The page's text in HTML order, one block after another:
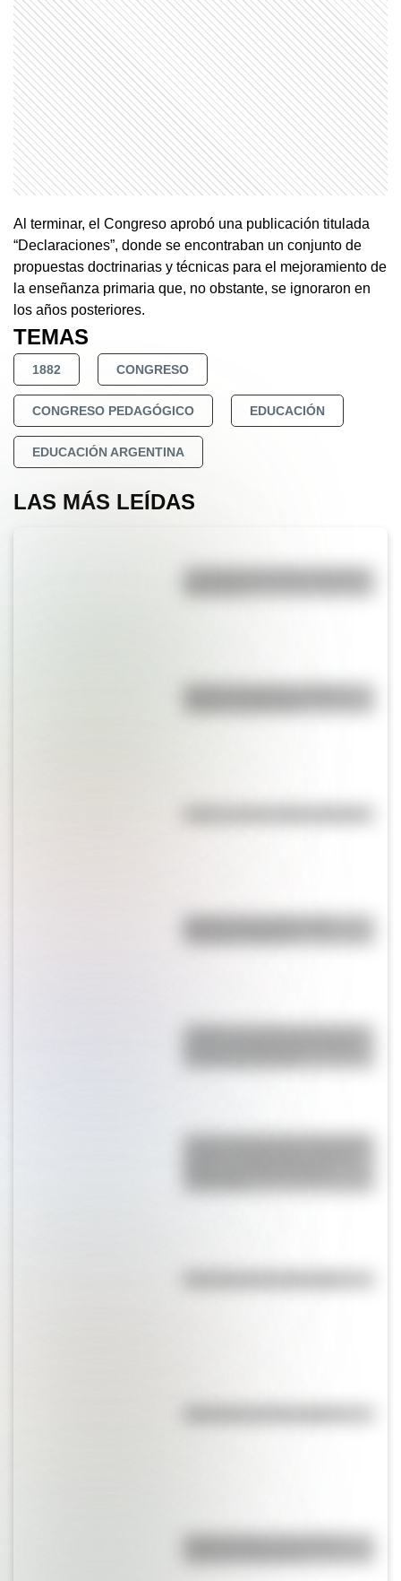
Al terminar, el Congreso aprobó una publicación titulada
“Declaraciones”, donde se encontraban un conjunto de
propuestas doctrinarias y técnicas para el mejoramiento de
la enseñanza primaria que, no obstante, se ignoraron en
los años posteriores.
TEMAS
1882 CONGRESO
CONGRESO PEDAGÓGICO EDUCACIÓN
EDUCACIÓN ARGENTINA
LAS MÁS LEÍDAS
La vida de San Martín contada
Bandera de Bolivia: historia,
Bandera de Ecuador para
colorear e imprimir
¿Sabías que Argentina tuvo la
alta de Sudamérica?
La gran hazaña del Cruce de los
Duda resuelta: ¿es el Truco